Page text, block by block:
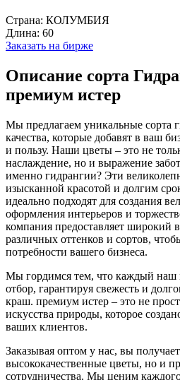
Страна: КОЛУМБИЯ
Длина: 60
Заказать на бирже
Описание сорта
премиум истер
Мы предлагаем уникальные сорта
качества, которые добавят в ваш
и пользу. Наши цветы – это не
наслаждение, но и выражение
именно гидрангии? Эти
изысканной красотой и долгим
идеально подходят для создания
оформления интерьеров и
компания предоставляет широкий
различных оттенков и сортов,
потребности вашего бизнеса.
Мы гордимся тем, что каждый наш
отбор, гарантируя свежесть и
краш. премиум истер – это не
искусства природы, которое
ваших клиентов.
Заказывая оптом у нас, вы
высококачественные цветы, но и
сотрудничества. Мы ценим